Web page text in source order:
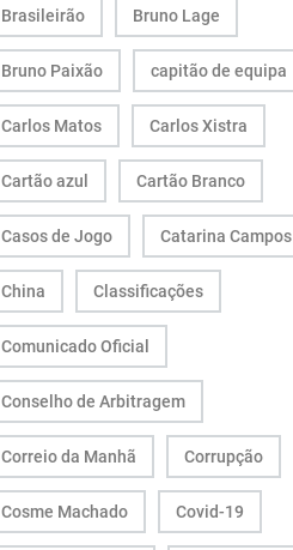
Brasileirão Bruno Lage
Bruno Paixão capitão de equipa
Carlos Matos Carlos Xistra
Cartão azul Cartão Branco
Casos de Jogo Catarina Campos
China Classificações
Comunicado Oficial
Conselho de Arbitragem
Correio da Manhã Corrupção
Cosme Machado Covid-19